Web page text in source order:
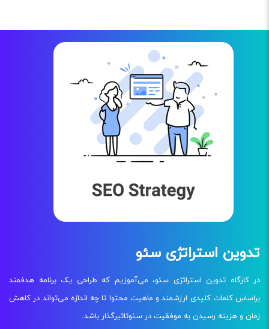
تدوین استراتژی سئو
در کارگاه تدوین استراتژی سئو، می‌آموزیم که طراحی یک برنامه هدفمند
براساس کلمات کلیدی ارزشمند و ماهیت محتوا تا چه اندازه می‌تواند در کاهش
زمان و هزینه رسیدن به موفقیت در سئوتاثیرگذار باشد.